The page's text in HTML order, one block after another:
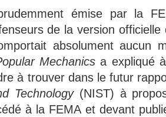
émise par la
de la version officielle
absolument aucun
Mechanics a expliqué
à trouver dans le futur
Technology (NIST) à
à la FEMA et devant